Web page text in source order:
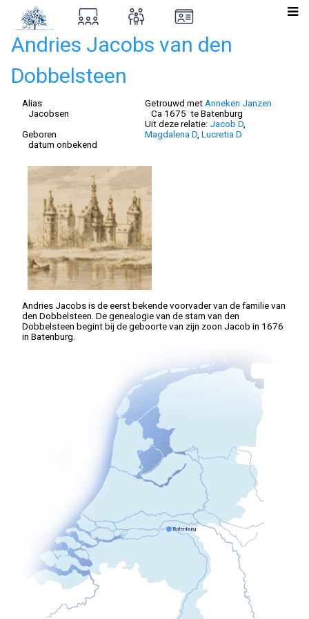
Andries Jacobs van den
Dobbelsteen
Alias
Jacobsen
Geboren
datum onbekend
Getrouwd metAnneken Janzen
Ca 1675 te Batenburg
Uit deze relatie: Jacob D,
Magdalena D, Lucretia D
Andries Jacobs is de eerst bekende voorvader van de familie van
den Dobbelsteen. De genealogie van de stam van den
Dobbelsteen begint bij de geboorte van zijn zoon Jacob in 1676
in Batenburg.